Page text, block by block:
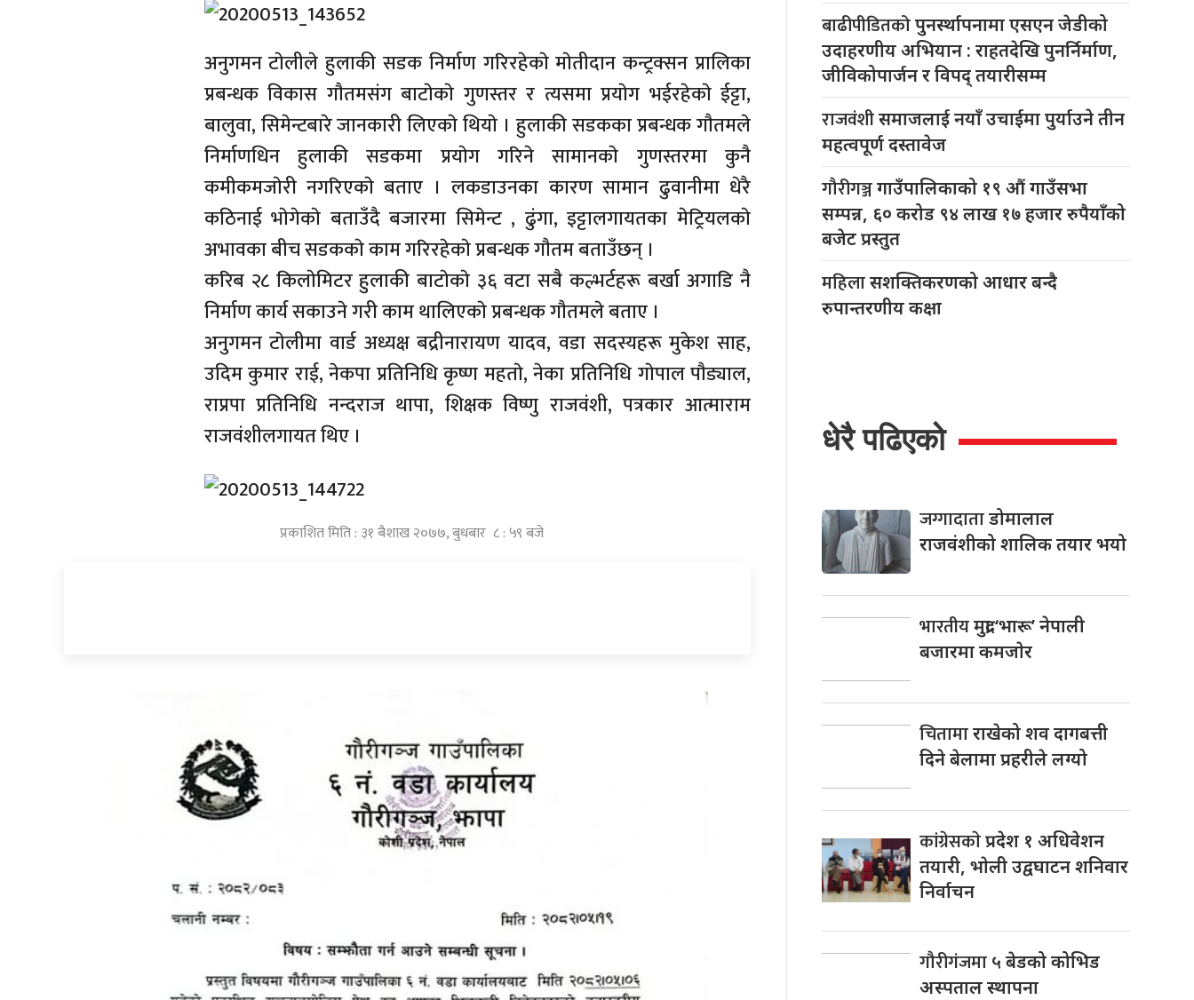
अनुगमन टाेलीले हुलाकी सडक निर्माण गरिरहेकाे माेतीदान कन्ट्रक्सन प्रालिका
प्रबन्धक विकास गाैतमसंग बाटाेकाे गुणस्तर र त्यसमा प्रयाेग भईरहेकाे ईट्टा,
बालुवा, सिमेन्टबारे जानकारी लिएकाे थियाे । हुलाकी सडकका प्रबन्धक गाैतमले
निर्माणधिन हुलाकी सडकमा प्रयाेग गरिने सामानकाे गुणस्तरमा कुनै
कमीकमजाेरी नगरिएकाे बताए । लकडाउनका कारण सामान ढुवानीमा धेरै
कठिनाई भाेगेकाे बताउँदै बजारमा सिमेन्ट , ढुंगा, इट्टालगायतका मेट्रियलकाे
अभावका बीच सडककाे काम गरिरहेकाे प्रबन्धक गाैतम बताउँछन् ।
करिब २८ किलाेमिटर हुलाकी बाटाेकाे ३६ वटा सबै कल्भर्टहरू बर्खा अगाडि नै
निर्माण कार्य सकाउने गरी काम थालिएकाे प्रबन्धक गाैतमले बताए ।
अनुगमन टाेलीमा वार्ड अध्यक्ष बद्रीनारायण यादव, वडा सदस्यहरू मुकेश साह,
उदिम कुमार राई, नेकपा प्रतिनिधि कृष्ण महताे, नेका प्रतिनिधि गाेपाल पाैड्याल,
राप्रपा प्रतिनिधि नन्दराज थापा, शिक्षक विष्णु राजवंशी, पत्रकार आत्माराम
राजवंशीलगायत थिए ।
प्रकाशित मिति : ३१ बैशाख २०७७, बुधबार ८ : ५९ बजे
बाढीपीडितकोपुनर्स्थापनामा एसएन जेडीको
उदाहरणीय अभियान : राहतदेखि पुनर्निर्माण,
जीविकोपार्जन र विपद् तयारीसम्म
राजवंशीसमाजलाई नयाँ उचाईमा पुर्याउने तीन
महत्वपूर्ण दस्तावेज
गौरीगञ्जगाउँपालिकाको १९ औं गाउँसभा
सम्पन्न, ६० करोड ९४ लाख १७ हजार रुपैयाँको
बजेट प्रस्तुत
महिलासशक्तिकरणको आधार बन्दै
रुपान्तरणीय कक्षा
धेरै पढिएको
जग्गादाताडोमालाल
राजवंशीको शालिक तयार भयो
भारतीयमुद्रा ‘भारू’ नेपाली
बजारमा कमजाेर
चितामाराखेको शव दागबत्ती
दिने बेलामा प्रहरीले लग्यो
कांग्रेसकाेप्रदेश १ अधिवेशन
तयारी, भाेली उद्वघाटन शनिवार
निर्वाचन
गौरीगंजमा ५ बेडको कोभिड
अस्पताल स्थापना